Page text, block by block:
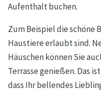
Aufenthalt buchen.
Zum Beispiel die schöne
Haustiere erlaubt sind.
Häuschen können Sie
Terrasse genießen. Das
dass Ihr bellendes